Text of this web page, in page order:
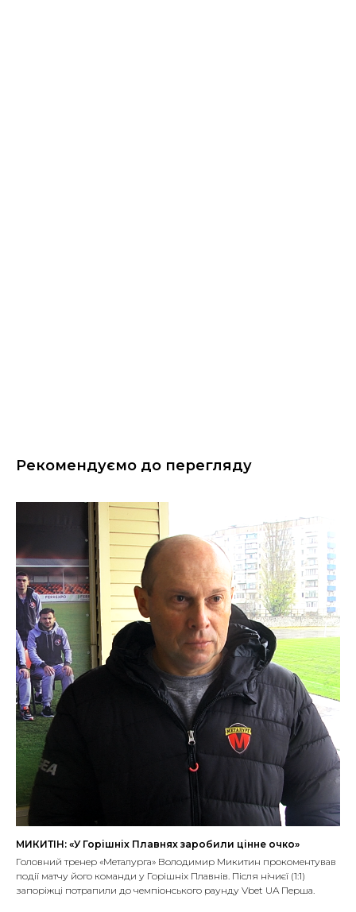
Рекомендуємо до перегляду
МИКИТІН: «У Горішніх Плавнях заробили цінне очко»
Головний тренер «Металурга» Володимир Микитин прокоментував
події матчу його команди у Горішніх Плавнів. Після нічиєї (1:1)
запоріжці потрапили до чемпіонського раунду Vbet UA Перша.